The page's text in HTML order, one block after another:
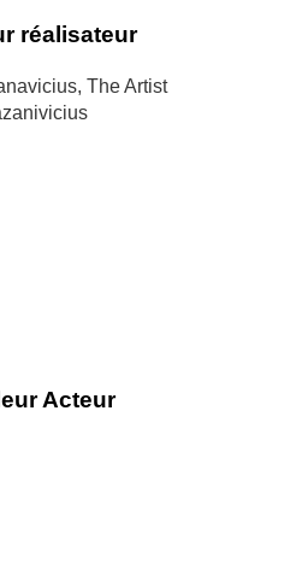
réalisateur
The Artist
Acteur